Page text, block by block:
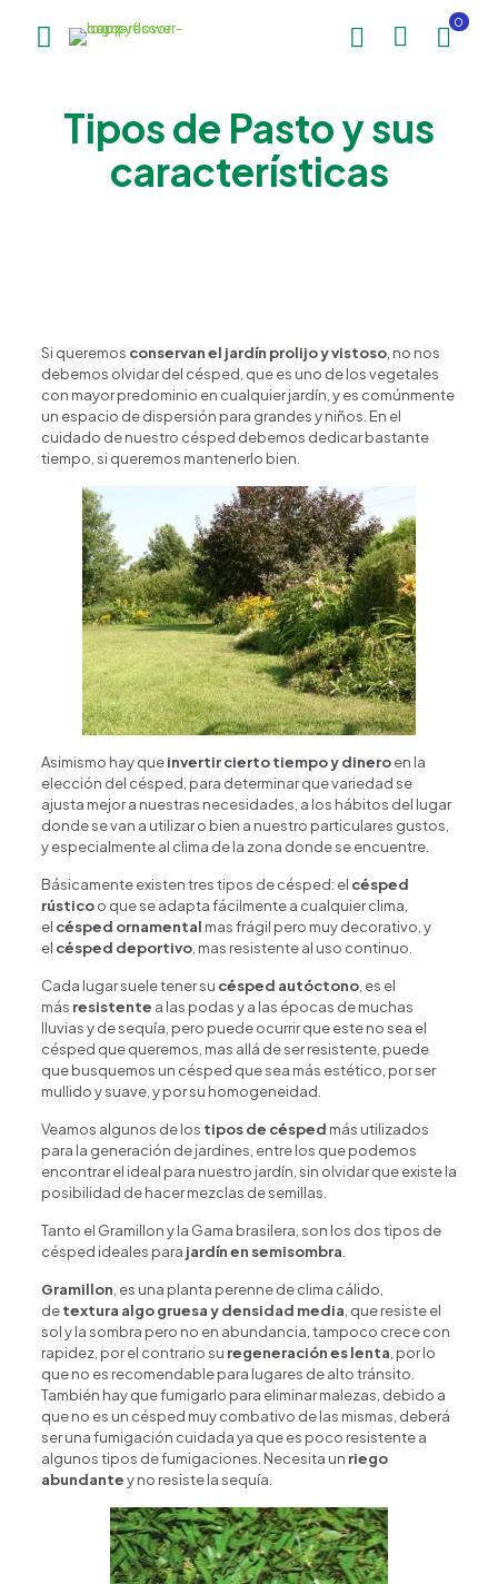
0
Tipos de Pasto y sus
características
Si queremos conservan el jardín prolijo y vistoso, no nos
debemos olvidar del césped, que es uno de los vegetales
con mayor predominio en cualquier jardín, y es comúnmente
un espacio de dispersión para grandes y niños. En el
cuidado de nuestro césped debemos dedicar bastante
tiempo, si queremos mantenerlo bien.
Asimismo hay queinvertir cierto tiempo y dineroen la
elección del césped, para determinar que variedad se
ajusta mejor a nuestras necesidades, a los hábitos del lugar
donde se van a utilizar o bien a nuestro particulares gustos,
y especialmente al clima de la zona donde se encuentre.
Básicamente existen tres tipos de césped: el césped
rústicoo que se adapta fácilmente a cualquier clima,
el césped ornamental mas frágil pero muy decorativo, y
el césped deportivo, mas resistente al uso continuo.
Cada lugar suele tener su césped autóctono, es el
más resistente a las podas y a las épocas de muchas
lluvias y de sequía, pero puede ocurrir que este no sea el
césped que queremos, mas allá de ser resistente, puede
que busquemos un césped que sea más estético, por ser
mullido y suave, y por su homogeneidad.
Veamos algunos de los tipos de césped más utilizados
para la generación de jardines, entre los que podemos
encontrar el ideal para nuestro jardín, sin olvidar que existe la
posibilidad de hacer mezclas de semillas.
Tanto el Gramillon y la Gama brasilera, son los dos tipos de
césped ideales para jardín en semisombra
Gramillon , es una planta perenne de clima cálido,
detextura algo gruesa y densidad media , que resiste el
sol y la sombra pero no en abundancia, tampoco crece con
rapidez, por el contrario su regeneración es lenta , por lo
que no es recomendable para lugares de alto tránsito.
También hay que fumigarlo para eliminar malezas, debido a
que no es un césped muy combativo de las mismas, deberá
ser una fumigación cuidada ya que es poco resistente a
algunos tipos de fumigaciones. Necesita un riego
abundantey no resiste la sequía.